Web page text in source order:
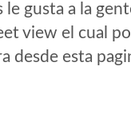
gusta a la
view el cual
desde esta